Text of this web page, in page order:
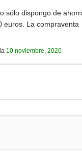
sólo dispongo de
euros. La
10 noviembre, 2020